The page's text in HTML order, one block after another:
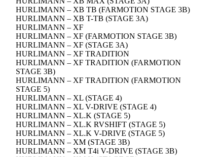
HURLIMANN – XB TB (FARMOTION STAGE 3B)
HURLIMANN – XB T-TB (STAGE 3A)
HURLIMANN – XF
HURLIMANN – XF (FARMOTION STAGE 3B)
HURLIMANN – XF (STAGE 3A)
HURLIMANN – XF TRADITION
HURLIMANN – XF TRADITION (FARMOTION
STAGE 3B)
HURLIMANN – XF TRADITION (FARMOTION
STAGE 5)
HURLIMANN – XL (STAGE 4)
HURLIMANN – XL V-DRIVE (STAGE 4)
HURLIMANN – XL.K (STAGE 5)
HURLIMANN – XL.K RVSHIFT (STAGE 5)
HURLIMANN – XL.K V-DRIVE (STAGE 5)
HURLIMANN – XM (STAGE 3B)
HURLIMANN – XM T4i V-DRIVE (STAGE 3B)